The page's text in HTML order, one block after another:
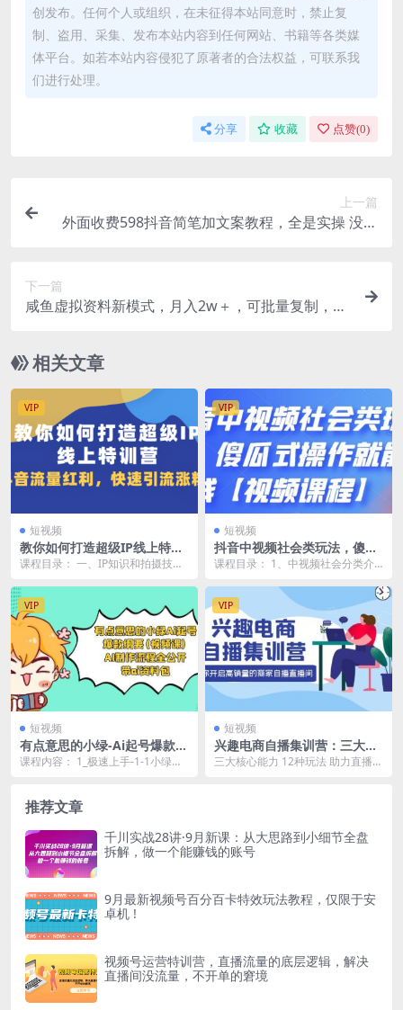
创发布。任何个人或组织，在未征得本站同意时，禁止复
制、盗用、采集、发布本站内容到任何网站、书籍等各类媒
体平台。如若本站内容侵犯了原著者的合法权益，可联系我
们进行处理。
分享 收藏 点赞(0)
上一篇
外面收费598抖音简笔加文案教程，全是实操 没有
下一篇
咸鱼虚拟资料新模式，月入2w＋，可批量复制，单
相关文章
VIP
短视频
教你如何打造超级IP线上特训
营，抖音流量红利新机遇
课程目录： 一、IP知识和拍摄技巧
P如何打...
VIP
短视频
抖音中视频社会类玩法，傻瓜
式操作就能赚钱【视频课程】
课程目录： 1、中视频社会分类介
会类视频如何...
VIP
短视频
有点意思的小绿-Ai起号爆款纲
要(视频课) AI制作流程全公
课程内容： 1_极速上手-1-1小绿账
VIP
短视频
兴趣电商自播集训营：三大核
心能力 12种玩法 提高销量，
三大核心能力 12种玩法 助力直播间
推荐文章
千川实战28讲·9月新课：从大思路到小细节全盘
拆解，做一个能赚钱的账号
9月最新视频号百分百卡特效玩法教程，仅限于安
卓机 !
视频号运营特训营，直播流量的底层逻辑，解决
直播间没流量，不开单的窘境